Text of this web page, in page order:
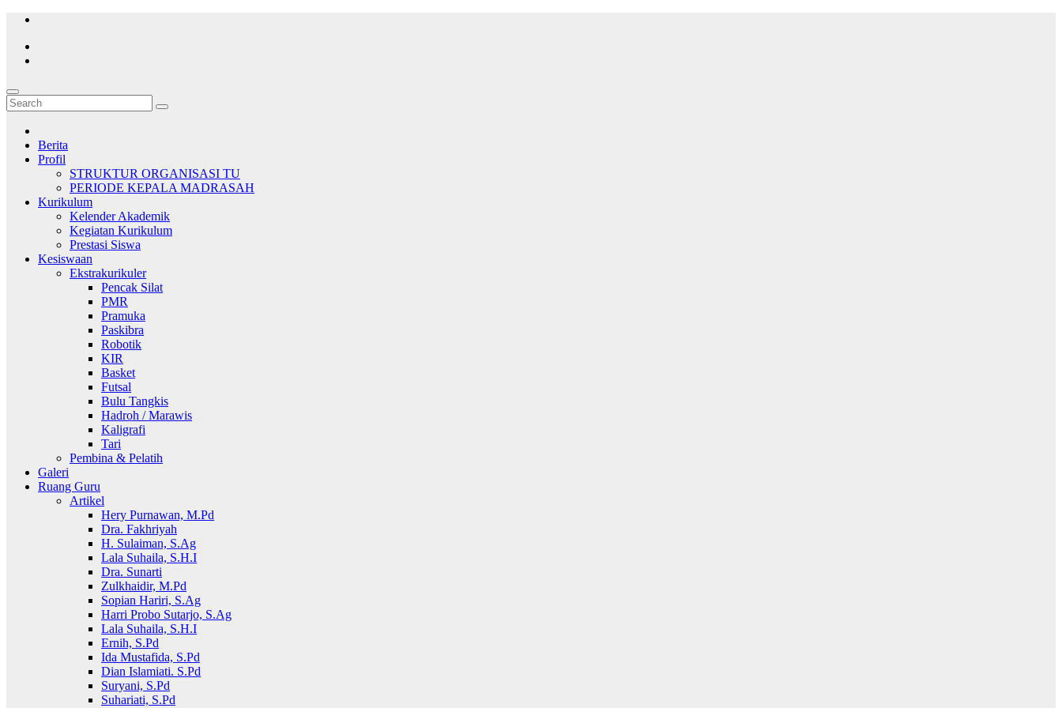
Skip
content
Berita
Profil
STRUKTUR ORGANISASI TU
PERIODE KEPALA MADRASAH
Kurikulum
Kelender Akademik
Kegiatan Kurikulum
Prestasi Siswa
Kesiswaan
Ekstrakurikuler
Pencak Silat
PMR
Pramuka
Paskibra
Robotik
KIR
Basket
Futsal
Bulu Tangkis
Hadroh / Marawis
Kaligrafi
Tari
Pembina & Pelatih
Galeri
Ruang Guru
Artikel
Hery Purnawan, M.Pd
Dra. Fakhriyah
H. Sulaiman, S.Ag
Lala Suhaila, S.H.I
Dra. Sunarti
Zulkhaidir, M.Pd
Sopian Hariri, S.Ag
Harri Probo Sutarjo, S.Ag
Lala Suhaila, S.H.I
Ernih, S.Pd
Ida Mustafida, S.Pd
Dian Islamiati. S.Pd
Suryani, S.Pd
Suhariati, S.Pd